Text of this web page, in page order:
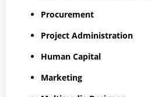
Procurement
Project Administration
Human Capital
Marketing